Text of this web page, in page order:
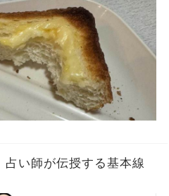
い師が伝授する基本線